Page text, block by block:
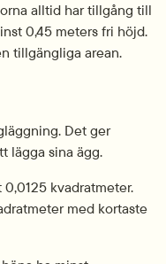
alltid har tillgång till
0,45 meters fri höjd.
tillgängliga arean.
Det ger
lägga sina ägg.
kvadratmeter.
med kortaste